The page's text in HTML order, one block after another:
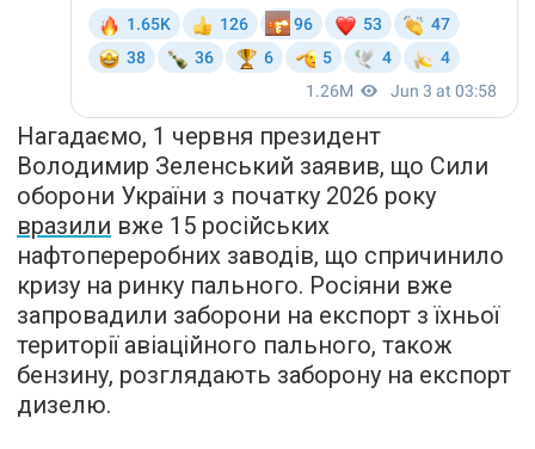
Нагадаємо, 1 червня президент
Володимир Зеленський заявив, що Сили
оборони України з початку 2026 року
вразили вже 15 російських
нафтопереробних заводів, що спричинило
кризу на ринку пального. Росіяни вже
запровадили заборони на експорт з їхньої
території авіаційного пального, також
бензину, розглядають заборону на експорт
дизелю.